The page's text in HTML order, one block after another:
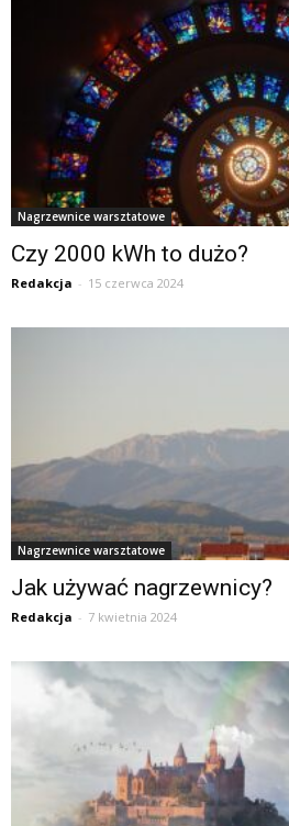
Nagrzewnice warsztatowe
Czy 2000 kWh to dużo?
Redakcja - 15 czerwca 2024
Nagrzewnice warsztatowe
Jak używać nagrzewnicy?
Redakcja - 7 kwietnia 2024